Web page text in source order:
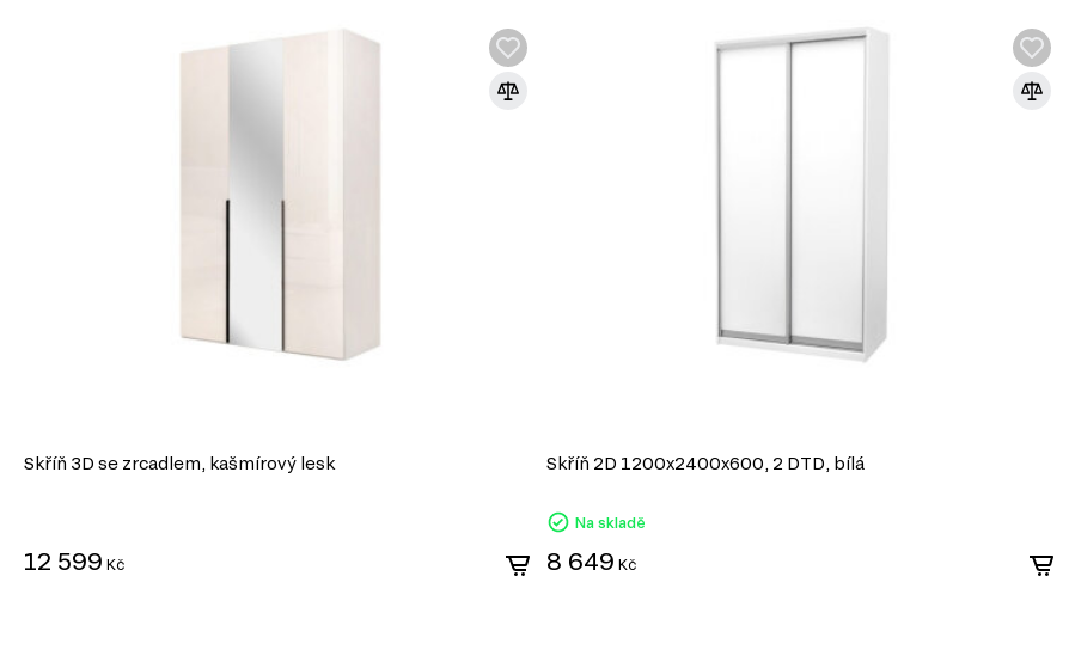
Pevnost a stabilita. MDF má vysokou hustotu, která zajišťuje dobrou pevnost a odolnost proti
Hladký povrch. Díky homogenní struktuře má materiál dokonale rovný povrch, což z něj činí ideální
moderní ekologické standardy.
Skříň 3D se zrcadlem, kašmírový lesk
12 599 Kč
Skříň 2D 1200x2400x600, 2 DTD, bílá
Na skladě
8 649 Kč